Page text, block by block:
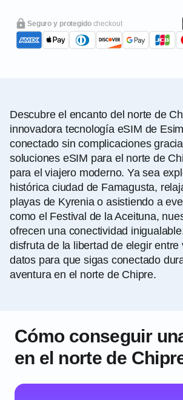
Seguro y protegido checkout
Descubre el encanto del norte de
innovadora tecnología eSIM de
conectado sin complicaciones
soluciones eSIM para el norte de
para el viajero moderno. Ya sea
histórica ciudad de Famagusta,
playas de Kyrenia o asistiendo a
como el Festival de la Aceituna,
ofrecen una conectividad
disfruta de la libertad de elegir entre
datos para que sigas conectado
aventura en el norte de Chipre.
Cómo conseguir
en el norte de